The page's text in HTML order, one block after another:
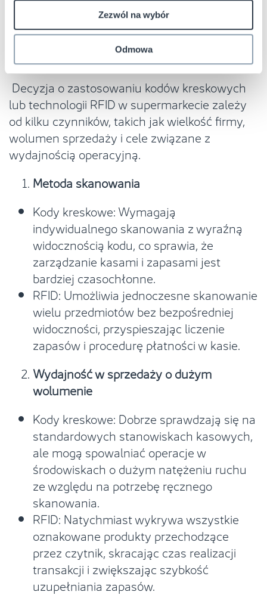
Zezwól na wybór
Odmowa
zastosowania w supermarketach
Decyzja o zastosowaniu kodów kreskowych
lub technologii RFID w supermarkecie zależy
od kilku czynników, takich jak wielkość firmy,
wolumen sprzedaży i cele związane z
wydajnością operacyjną.
Metoda skanowania
Kody kreskowe: Wymagają
indywidualnego skanowania z wyraźną
widocznością kodu, co sprawia, że
zarządzanie kasami i zapasami jest
bardziej czasochłonne.
RFID: Umożliwia jednoczesne skanowanie
wielu przedmiotów bez bezpośredniej
widoczności, przyspieszając liczenie
zapasów i procedurę płatności w kasie.
Wydajność w sprzedaży o dużym
wolumenie
Kody kreskowe: Dobrze sprawdzają się na
standardowych stanowiskach kasowych,
ale mogą spowalniać operacje w
środowiskach o dużym natężeniu ruchu
ze względu na potrzebę ręcznego
skanowania.
RFID: Natychmiast wykrywa wszystkie
oznakowane produkty przechodzące
przez czytnik, skracając czas realizacji
transakcji i zwiększając szybkość
uzupełniania zapasów.